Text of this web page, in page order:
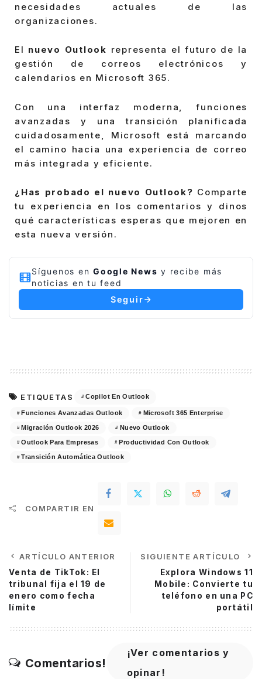
necesidades actuales de las
organizaciones.
El nuevo Outlook representa el futuro de la
gestión de correos electrónicos y
calendarios en Microsoft 365.
Con una interfaz moderna, funciones
avanzadas y una transición planificada
cuidadosamente, Microsoft está marcando
el camino hacia una experiencia de correo
más integrada y eficiente.
¿Has probado el nuevo Outlook? Comparte
tu experiencia en los comentarios y dinos
qué características esperas que mejoren en
esta nueva versión.
Síguenos en Google News y recibe más
noticias en tu feed
Seguir
ETIQUETAS Copilot En Outlook
Funciones Avanzadas Outlook Microsoft 365 Enterprise
Migración Outlook 2026 Nuevo Outlook
Outlook Para Empresas Productividad Con Outlook
Transición Automática Outlook
COMPARTIR EN
ARTÍCULO ANTERIOR
Venta de TikTok: El
tribunal fija el 19 de
enero como fecha
límite
SIGUIENTE ARTÍCULO
Explora Windows 11
Mobile: Convierte tu
teléfono en una PC
portátil
Comentarios!
¡Ver comentarios y
opinar!